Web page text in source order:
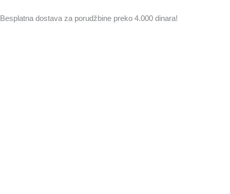
na
Besplatna dostava za porudžbine preko 4.000 dinara!